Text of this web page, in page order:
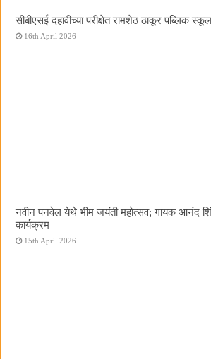
सीबीएसई दहावीच्या परीक्षेत रामशेठ ठाकूर पब्लिक
16th April 2026
नवीन पनवेल येथे भीम जयंती महोत्सव; गायक आनंद शिंदे
कार्यक्रम
15th April 2026